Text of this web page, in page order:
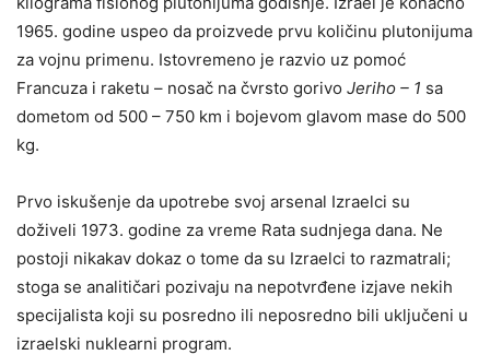
1965. godine uspeo da proizvede prvu količinu plutonijuma
za vojnu primenu. Istovremeno je razvio uz pomoć
Francuza i raketu – nosač na čvrsto gorivo Jeriho – 1 sa
dometom od 500 – 750 km i bojevom glavom mase do 500
kg.
Prvo iskušenje da upotrebe svoj arsenal Izraelci su
doživeli 1973. godine za vreme Rata sudnjega dana. Ne
postoji nikakav dokaz o tome da su Izraelci to razmatrali;
stoga se analitičari pozivaju na nepotvrđene izjave nekih
specijalista koji su posredno ili neposredno bili uključeni u
izraelski nuklearni program.